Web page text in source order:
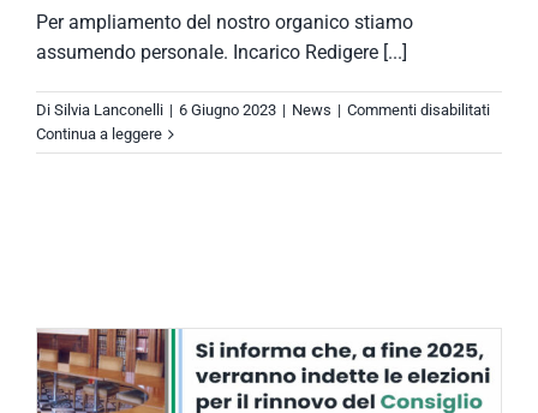
Per ampliamento del nostro organico stiamo
assumendo personale. Incarico Redigere [...]
Di Silvia Lanconelli | 6 Giugno 2023 | News | Commenti disabilitatisu
Continua a leggere